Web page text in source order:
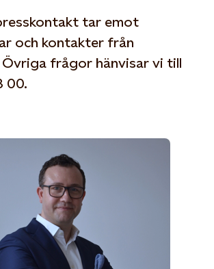
tar emot
och kontakter från
frågor hänvisar vi till
00.